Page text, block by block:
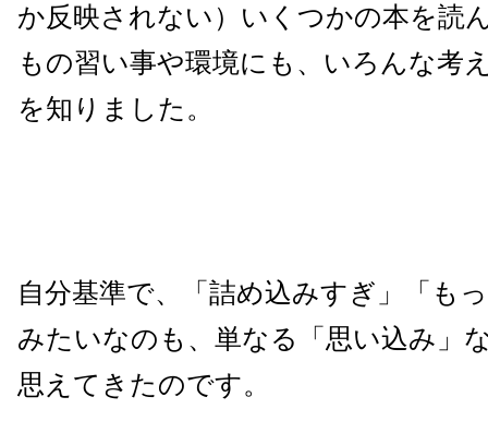
か反映されない）いくつかの本を読
もの習い事や環境にも、いろんな考
を知りました。
自分基準で、「詰め込みすぎ」「も
みたいなのも、単なる「思い込み」
思えてきたのです。